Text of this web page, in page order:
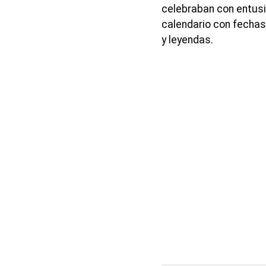
celebraban con
calendario con
y leyendas.